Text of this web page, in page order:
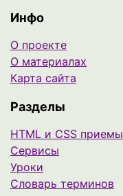
Инфо
О проекте
О материалах
Карта сайта
Разделы
HTML и CSS приемы
Сервисы
Уроки
Cловарь терминов